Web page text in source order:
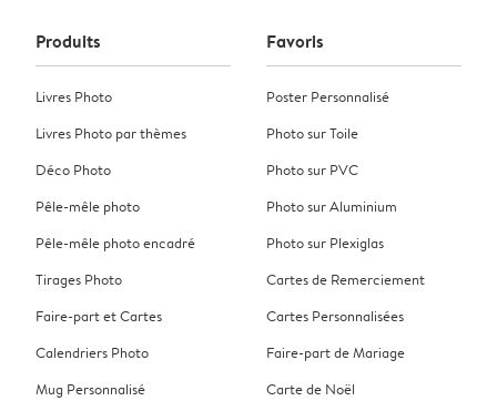
Produits
Livres Photo
Livres Photo par thèmes
Déco Photo
Pêle-mêle photo
Pêle-mêle photo encadré
Tirages Photo
Faire-part et Cartes
Calendriers Photo
Mug Personnalisé
Favoris
Poster Personnalisé
Photo sur Toile
Photo sur PVC
Photo sur Aluminium
Photo sur Plexiglas
Cartes de Remerciement
Cartes Personnalisées
Faire-part de Mariage
Carte de Noël